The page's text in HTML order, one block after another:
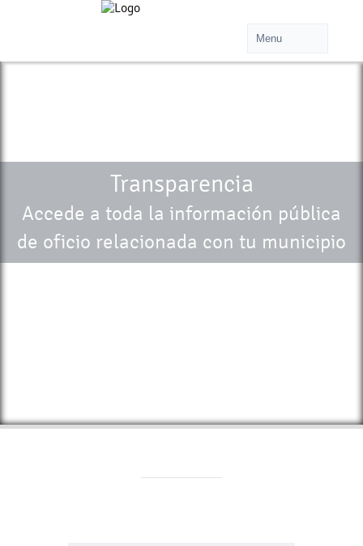
Transparencia
Accede a toda la información pública
de oficio relacionada con tu municipio